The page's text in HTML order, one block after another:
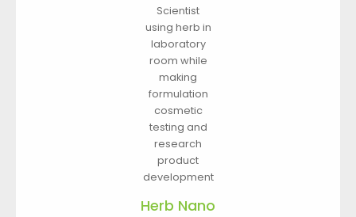
Scientist
using herb in
laboratory
room while
making
formulation
cosmetic
testing and
research
product
development
Herb Nano